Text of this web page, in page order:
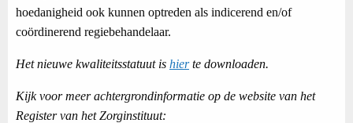
hoedanigheid ook kunnen optreden als indicerend en/of
coördinerend regiebehandelaar.
Het nieuwe kwaliteitsstatuut is hierte downloaden.
Kijk voor meer achtergrondinformatie op de website van het
Register van het Zorginstituut: